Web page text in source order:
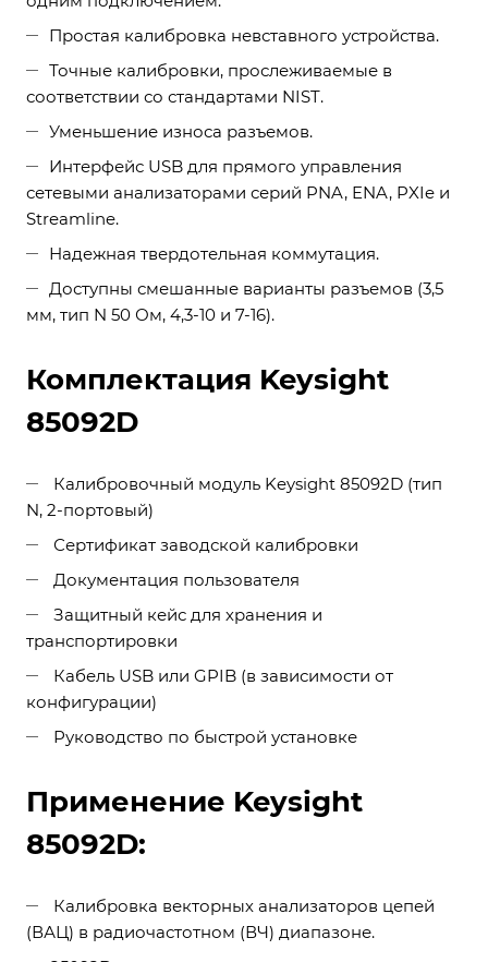
Простая калибровка невставного устройства.
Точные калибровки, прослеживаемые в
соответствии со стандартами NIST.
Уменьшение износа разъемов.
Интерфейс USB для прямого управления
сетевыми анализаторами серий PNA, ENA, PXIe и
Streamline.
Надежная твердотельная коммутация.
Доступны смешанные варианты разъемов (3,5
мм, тип N 50 Ом, 4,3-10 и 7-16).
Комплектация Keysight
85092D
Калибровочный модуль Keysight 85092D (тип
N, 2-портовый)
Сертификат заводской калибровки
Документация пользователя
Защитный кейс для хранения и
транспортировки
Кабель USB или GPIB (в зависимости от
конфигурации)
Руководство по быстрой установке
Применение Keysight
85092D:
Калибровка векторных анализаторов цепей
(ВАЦ) в радиочастотном (ВЧ) диапазоне.